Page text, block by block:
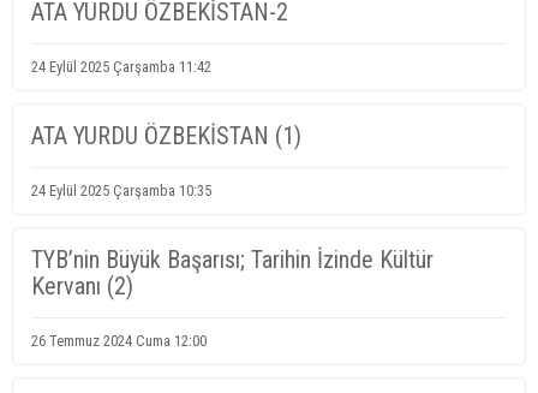
ATA YURDU ÖZBEKİSTAN-2
24 Eylül 2025 Çarşamba 11:42
ATA YURDU ÖZBEKİSTAN (1)
24 Eylül 2025 Çarşamba 10:35
TYB’nin Büyük Başarısı; Tarihin İzinde Kültür
Kervanı (2)
26 Temmuz 2024 Cuma 12:00